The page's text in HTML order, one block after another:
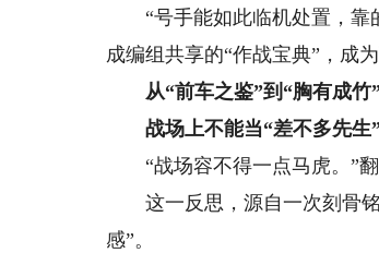
“号手能如此临机处置，靠
成编组共享的“作战宝典”，成
从“前车之鉴”到“胸有成
战场上不能当“差不多先
“战场容不得一点马虎。”翻
这一反思，源自一次刻骨铭
感”。